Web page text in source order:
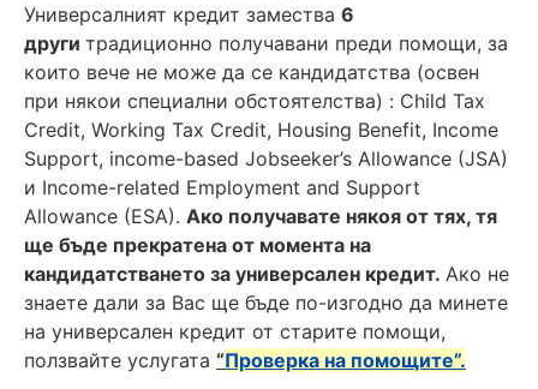
Универсалният кредит замества 6
други традиционно получавани преди помощи, за
които вече не може да се кандидатства (освен
при някои специални обстоятелства) : Child Tax
Credit, Working Tax Credit, Housing Benefit, Income
Support, income-based Jobseeker’s Allowance (JSA)
и Income-related Employment and Support
Allowance (ESA). Ако получавате някоя от тях, тя
ще бъде прекратена от момента на
кандидатстването за универсален кредит. Ако не
знаете дали за Вас ще бъде по-изгодно да минете
на универсален кредит от старите помощи,
ползвайте услугата “Проверка на помощите”.